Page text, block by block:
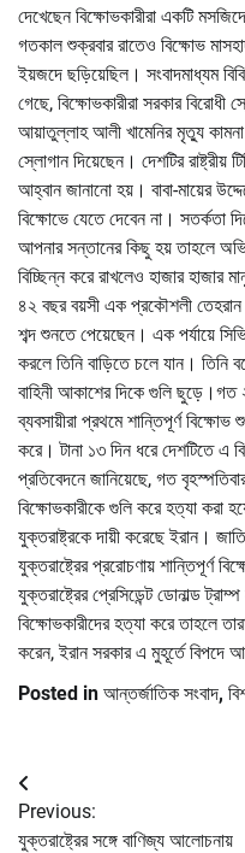
দেখেছেন বিক্ষোভকারীরা একটি
গতকাল শুক্রবার রাতেও বিক্ষোভ
ইয়জদে ছড়িয়েছিল। সংবাদমাধ্যম
গেছে, বিক্ষোভকারীরা সরকার বিরোধী
আয়াতুল্লাহ আলী খামেনির মৃত্যু
স্লোগান দিয়েছেন। দেশটির রাষ্ট্রীয়
আহ্বান জানানো হয়। বাবা-মায়ের
বিক্ষোভে যেতে দেবেন না। সতর্কতা
আপনার সন্তানের কিছু হয় তাহলে
বিচ্ছিন্ন করে রাখলেও হাজার হাজার
৪২ বছর বয়সী এক প্রকৌশলী তেহরান
শব্দ শুনতে পেয়েছেন। এক পর্যায়ে
করলে তিনি বাড়িতে চলে যান। তিনি
বাহিনী আকাশের দিকে গুলি ছুড়ে।গত
ব্যবসায়ীরা প্রথমে শান্তিপূর্ণ
করে। টানা ১৩ দিন ধরে দেশটিতে এ
প্রতিবেদনে জানিয়েছে, গত
বিক্ষোভকারীকে গুলি করে হত্যা করা
যুক্তরাষ্ট্রকে দায়ী করেছে ইরান।
যুক্তরাষ্ট্রের প্ররোচণায় শান্তিপূর্ণ
যুক্তরাষ্ট্রের প্রেসিডেন্ট ডোনাল্ড
বিক্ষোভকারীদের হত্যা করে তাহলে
করেন, ইরান সরকার এ মুহূর্তে বিপদে
Posted in আন্তর্জাতিক সংবাদ,
Post
navigation
Previous:
যুক্তরাষ্ট্রের সঙ্গে বাণিজ্য আলোচনায়